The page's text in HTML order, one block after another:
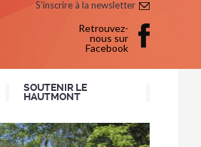
S'inscrire à la newsletter
Retrouvez-
nous sur
Facebook
SOUTENIR LE
HAUTMONT